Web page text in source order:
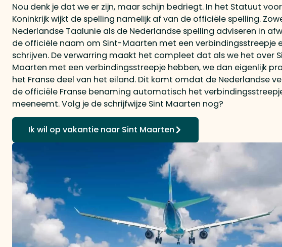
Nou denk je dat we er zijn, maar schijn bedriegt. In het Statuut
Koninkrijk wijkt de spelling namelijk af van de officiële spelling.
Nederlandse Taalunie als de Nederlandse spelling adviseren in
de officiële naam om Sint-Maarten met een verbindingsstreepje
schrijven. De verwarring maakt het compleet dat als we het over
Maarten met een verbindingsstreepje hebben, we dan eigenlijk
het Franse deel van het eiland. Dit komt omdat de Nederlandse
de officiële Franse benaming automatisch het
meeneemt. Volg je de schrijfwijze Sint Maarten nog?
Ik wil op vakantie naar Sint Maarten